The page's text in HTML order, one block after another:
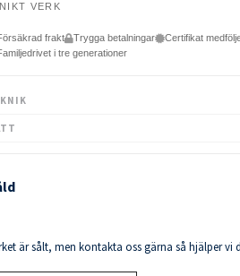
VERK
frakt Trygga betalningar
Certifikat
i tre generationer
är sålt, men kontakta oss gärna så hjälper